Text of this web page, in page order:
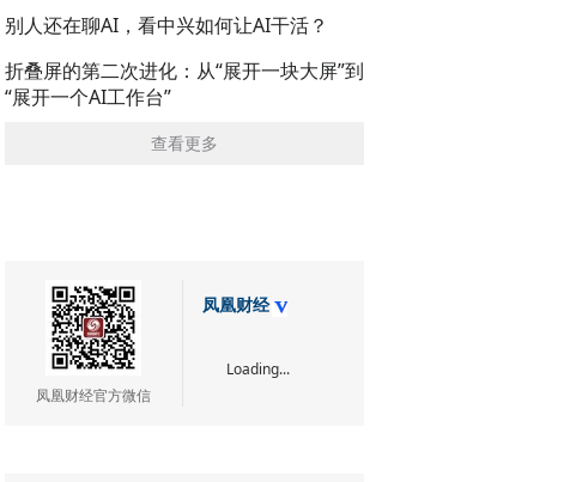
别人还在聊AI，看中兴如何让AI干活？
折叠屏的第二次进化：从“展开一块大屏”到
“展开一个AI工作台”
查看更多
凤凰财经官方微信
凤凰财经
Loading...